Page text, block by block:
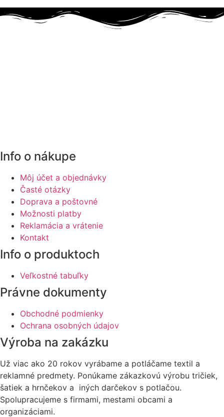
Info o nákupe
Môj účet a objednávky
Časté otázky
Doprava a poštovné
Možnosti platby
Reklamácia a vrátenie
Kontakt
Info o produktoch
Veľkostné tabuľky
Právne dokumenty
Obchodné podmienky
Ochrana osobných údajov
Výroba na zakázku
Už viac ako 20 rokov vyrábame a potláčame textil a
reklamné predmety. Ponúkame zákazkovú výrobu tričiek,
šatiek a hrnčekov a iných darčekov s potlačou.
Spolupracujeme s firmami, mestami obcami a
organizáciami.